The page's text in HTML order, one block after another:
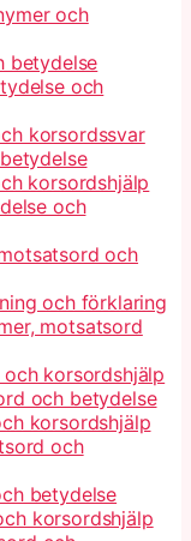
och
betydelse
och
korsordssvar
korsordshjälp
och
och
och förklaring
motsatsord
korsordshjälp
och betydelse
korsordshjälp
och
betydelse
korsordshjälp